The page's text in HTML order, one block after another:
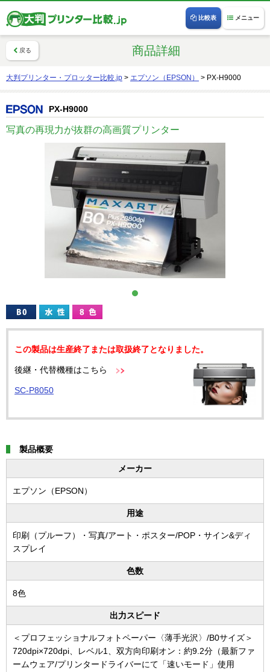
メニュー
比較表
戻る 商品詳細
大判プリンター・プロッター比較.jp > エプソン（EPSON） > PX-H9000
PX-H9000
写真の再現力が抜群の高画質プリンター
この製品は生産終了または取扱終了となりました。
後継・代替機種はこちら
SC-P8050
製品概要
メーカー
エプソン（EPSON）
用途
印刷（プルーフ）・写真/アート・ポスター/POP・サイン&ディ
スプレイ
色数
8色
出力スピード
＜プロフェッショナルフォトペーパー〈薄手光沢〉/B0サイズ＞
720dpi×720dpi、レベル1、双方向印刷オン：約9.2分（最新ファ
ームウェア/プリンタードライバーにて「速いモード」使用